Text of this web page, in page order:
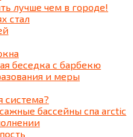
лучше чем в городе!
стал
беседка c барбекю
и меры
система?
бассейны спа arctic